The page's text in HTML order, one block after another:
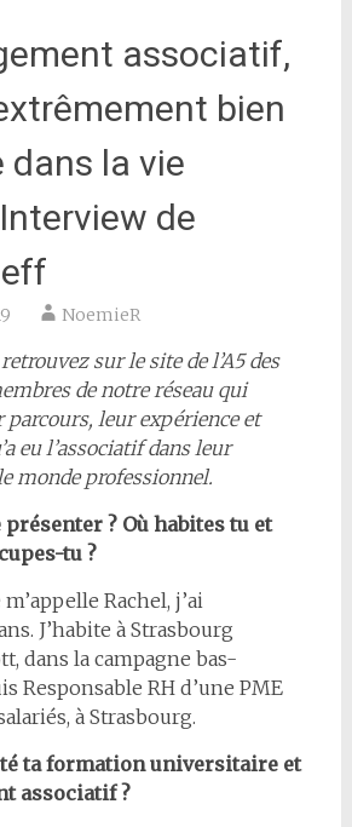
associatif,
bien
dans la vie
de
NoemieR
sur le site de l’A5 des
de notre réseau qui
parcours, leur expérience et
eu l’associatif dans leur
monde professionnel.
présenter ? Où habites tu et
tu ?
m’appelle Rachel, j’ai
J’habite à Strasbourg
dans la campagne bas-
Responsable RH d’une PME
à Strasbourg.
ta formation universitaire et
associatif ?